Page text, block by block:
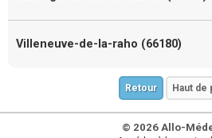
Villeneuve-de-la-raho (66180)
Retour Haut de
© 2026 Allo-